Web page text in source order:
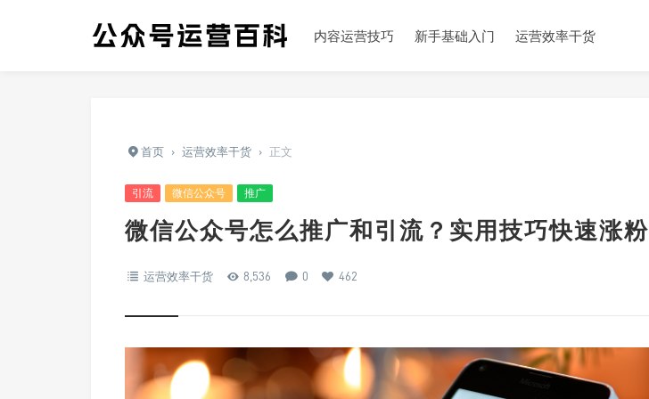
内容运营技巧 新手基础入门 运营效率干货
首页 › 运营效率干货 › 正文
引流 微信公众号 推广
微信公众号怎么推广和引流？实用技巧快速涨粉
运营效率干货 8,536 0 462